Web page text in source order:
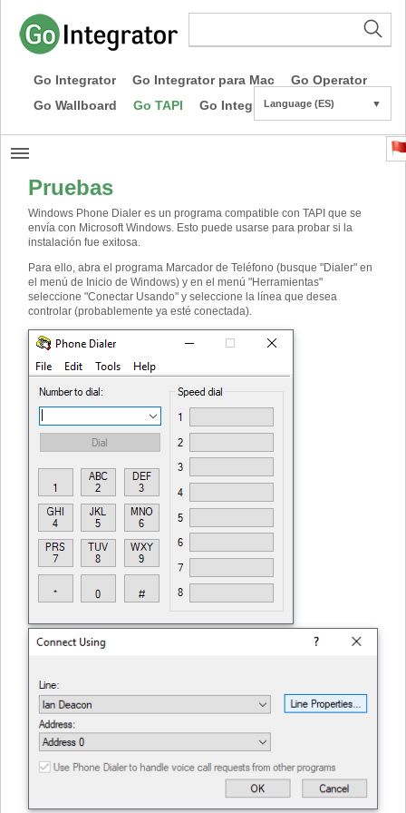
Go Integrator Go Integrator para Mac
Go Operator
Go Wallboard
Go TAPI Go Integrator CE
Language (ES) ▼
Pruebas
Windows Phone Dialer es un programa compatible con TAPI que se
envía con Microsoft Windows. Esto puede usarse para probar si la
instalación fue exitosa.
Para ello, abra el programa Marcador de Teléfono (busque "Dialer" en
el menú de Inicio de Windows) y en el menú "Herramientas"
seleccione "Conectar Usando" y seleccione la línea que desea
controlar (probablemente ya esté conectada).